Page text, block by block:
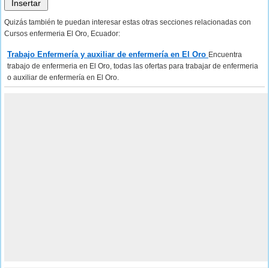
Quizás también te puedan interesar estas otras secciones relacionadas con
Cursos enfermeria El Oro, Ecuador:
Trabajo Enfermería y auxiliar de enfermería en El Oro Encuentra
trabajo de enfermeria en El Oro, todas las ofertas para trabajar de enfermeria
o auxiliar de enfermería en El Oro.